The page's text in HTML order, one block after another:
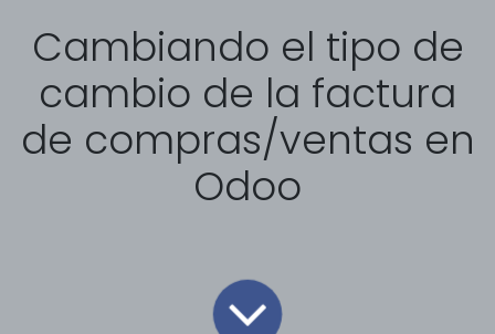
Cambiando el tipo de
cambio de la factura
de compras/ventas en
Odoo